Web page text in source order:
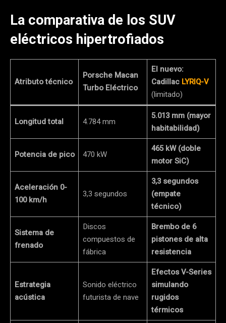
La comparativa de los SUV
eléctricos hipertrofiados
Atributo técnico
Porsche Macan
Turbo Eléctrico
El nuevo:
Cadillac LYRIQ-V
(limitado)
Longitud total 4.784 mm
5.013 mm (mayor
habitabilidad)
Potencia de pico 470 kW
465 kW (doble
motor SiC)
Aceleración 0-
100 km/h
3,3 segundos
3,3 segundos
(empate
técnico)
Sistema de
frenado
Discos
compuestos de
fábrica
Brembo de 6
pistones de alta
resistencia
Estrategia
acústica
Sonido eléctrico
futurista de nave
Efectos V-Series
simulando
rugidos
térmicos